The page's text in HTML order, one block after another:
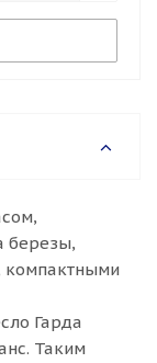
березы,
компактными
Гарда
Таким